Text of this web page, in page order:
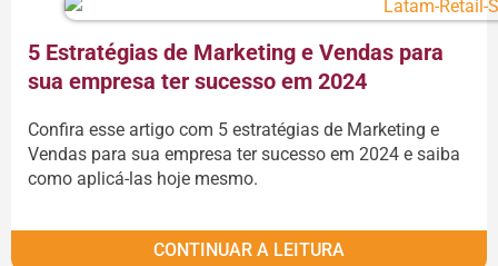
5 Estratégias de Marketing e Vendas para
sua empresa ter sucesso em 2024
Confira esse artigo com 5 estratégias de Marketing e
Vendas para sua empresa ter sucesso em 2024 e saiba
como aplicá-las hoje mesmo.
CONTINUAR A LEITURA